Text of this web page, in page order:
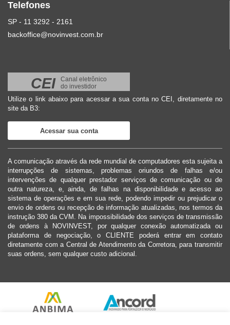
Telefones
SP - 11 3292 - 2161
backoffice@novinvest.com.br
CEI
Canal eletrônico
do investidor
Utilize o link abaixo para acessar a sua conta no CEI, diretamente no
site da B3:
Acessar sua conta
A comunicação através da rede mundial de computadores esta sujeita a
interrupções de sistemas, problemas oriundos de falhas e/ou
intervenções de qualquer prestador serviços de comunicação ou de
outra natureza, e, ainda, de falhas na disponibilidade e acesso ao
sistema de operações e em sua rede, podendo impedir ou prejudicar o
envio de ordens ou recepção de informação atualizadas, nos termos da
instrução 380 da CVM. Na impossibilidade dos serviços de transmissão
de ordens à NOVINVEST, por qualquer conexão automatizada ou
plataforma de negociação, o CLIENTE poderá entrar em contato
diretamente com a Central de Atendimento da Corretora, para transmitir
suas ordens, sem qualquer custo adicional.